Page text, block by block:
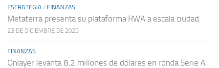
ESTRATEGIA / FINANZAS
Metaterra presenta su plataforma RWA a escala ciudad
23 DE DICIEMBRE DE 2025
FINANZAS
Onlayer levanta 8,2 millones de dólares en ronda Serie A